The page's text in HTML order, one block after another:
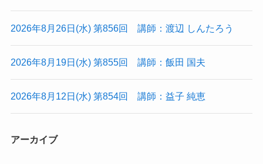
2026年8月26日(水) 第856回 講師：渡辺 しんたろう
2026年8月19日(水) 第855回 講師：飯田 国夫
2026年8月12日(水) 第854回 講師：益子 純恵
アーカイブ